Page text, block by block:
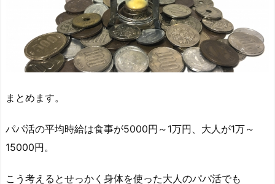
まとめます。
パパ活の平均時給は食事が5000円～1万円、大人が1万～
15000円。
こう考えるとせっかく身体を使った大人のパパ活でも